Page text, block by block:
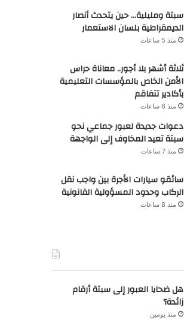
سبتة ومليلية… حين يتحدث أنصار
الديمقراطية بلسان الاستعمار
منذ 5 ساعات
ثلاثة أشهر بلا أجور.. معاناة حراس
الأمن الخاص بالمؤسسات التعليمية
بأكادير تتفاقم
منذ 6 ساعات
دعوات جديدة لعبور جماعي نحو
سبتة تعيد المخاوف إلى الواجهة
منذ 7 ساعات
سائقو سيارات الأجرة بين واجب نقل
الركاب وحدود المسؤولية القانونية
منذ 8 ساعات
هل ضحايا العبور إلى سبتة أرقام
زائدة؟
منذ يومين